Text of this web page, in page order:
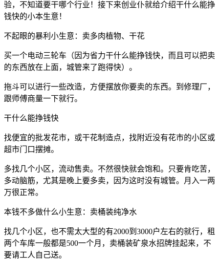
验，不知道要干哪个行业！接下来创业仆就给介绍干什么能挣
钱快的小本生意！
不起眼的暴利小生意：卖多肉植物、干花
买一个电动三轮车（因为省力干什么能挣钱快，而且可以把卖
的东西放在上面，城管来了跑得快）。
拖斗可以进行一些改造，方便摆放你要卖的东西。到修理厂，
跟师傅商量一下就行。
干什么能挣钱快
找便宜的批发花市，或干花制造点，找附近没有花市的小区或
超市门口摆摊。
多找几个小区，流动售卖。不然很快就会饱和。只要肯吃苦，
多动脑筋，尤其是晚上要多卖，因为这时没有城管。月入一两
万很正常。
本钱不多做什么小生意：卖桶装纯净水
找几个小区，也不需太大型的有2000到3000户左右的就行，租
两个车库一般都是500一个月，卖桶装矿泉水招牌挂起来，不
要请工人自己送。